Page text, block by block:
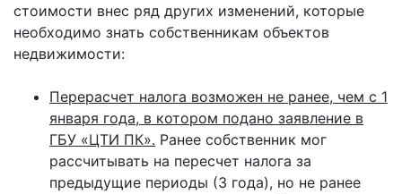
стоимости внес ряд других изменений, которые
необходимо знать собственникам объектов
недвижимости:
Перерасчет налога возможен не ранее, чем с 1
января года, в котором подано заявление в
ГБУ «ЦТИ ПК». Ранее собственник мог
рассчитывать на пересчет налога за
предыдущие периоды (3 года), но не ранее